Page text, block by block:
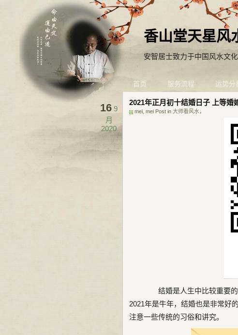
香山堂天星风
安智居士致力于中国风水文化
首页 服务流程 运势分
2021年正月初十结婚日子 上等婚
mei, mei Post in 大师看风水，
16 9
月
2020
结婚是人生中比较重要的
2021年是牛年，结婚也是非常好
注意一些传统的习俗和讲究。